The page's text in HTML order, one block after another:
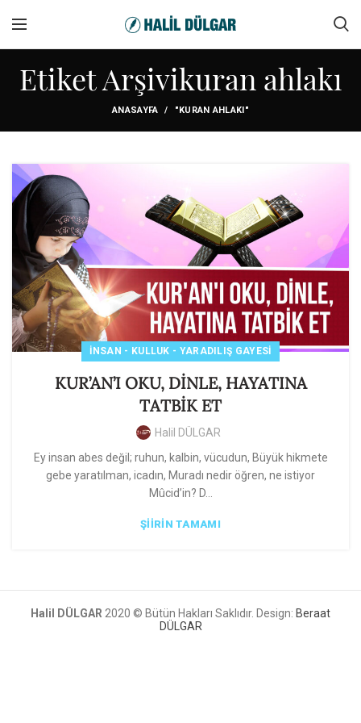
Etiket Arşivikuran ahlakı
ANASAYFA "KURAN AHLAKI"
İNSAN - KULLUK - YARADILIŞ GAYESI
KUR’AN’I OKU, DİNLE, HAYATINA
TATBİK ET
Halil DÜLGAR
Ey insan abes değil; ruhun, kalbin, vücudun, Büyük hikmete
gebe yaratılman, icadın, Muradı nedir öğren, ne istiyor
Mûcid’in? D...
ŞIIRIN TAMAMI
Halil DÜLGAR 2020 © Bütün Hakları Saklıdır. Design: Beraat
DÜLGAR